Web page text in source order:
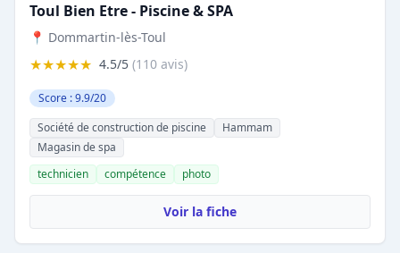
Toul Bien Etre - Piscine & SPA
📍 Dommartin-lès-Toul
★★★★★ 4.5/5 (110 avis)
Score : 9.9/20
Société de construction de piscine
Hammam
Magasin de spa
technicien
compétence photo
Voir la fiche